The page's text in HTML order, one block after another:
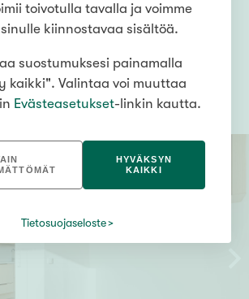
m² 1h+kt+alk
106 400,00 €
toivotulla tavalla ja voimme
kiinnostavaa sisältöä.
suostumuksesi painamalla
kaikki". Valintaa voi muuttaa
Evästeasetukset-linkin kautta.
HYVÄKSYN
KAIKKI
Tietosuojaseloste